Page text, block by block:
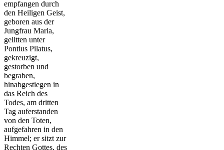
empfangen durch
den Heiligen Geist,
geboren aus der
Jungfrau Maria,
gelitten unter
Pontius Pilatus,
gekreuzigt,
gestorben und
begraben,
hinabgestiegen in
das Reich des
Todes, am dritten
Tag auferstanden
von den Toten,
aufgefahren in den
Himmel; er sitzt zur
Rechten Gottes, des